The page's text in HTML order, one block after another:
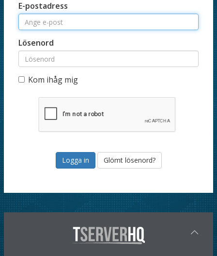
E-postadress
Lösenord
Kom ihåg mig
Glömt lösenord?